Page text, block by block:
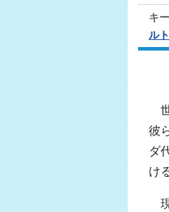
キ
ルト
彼
ダ
け